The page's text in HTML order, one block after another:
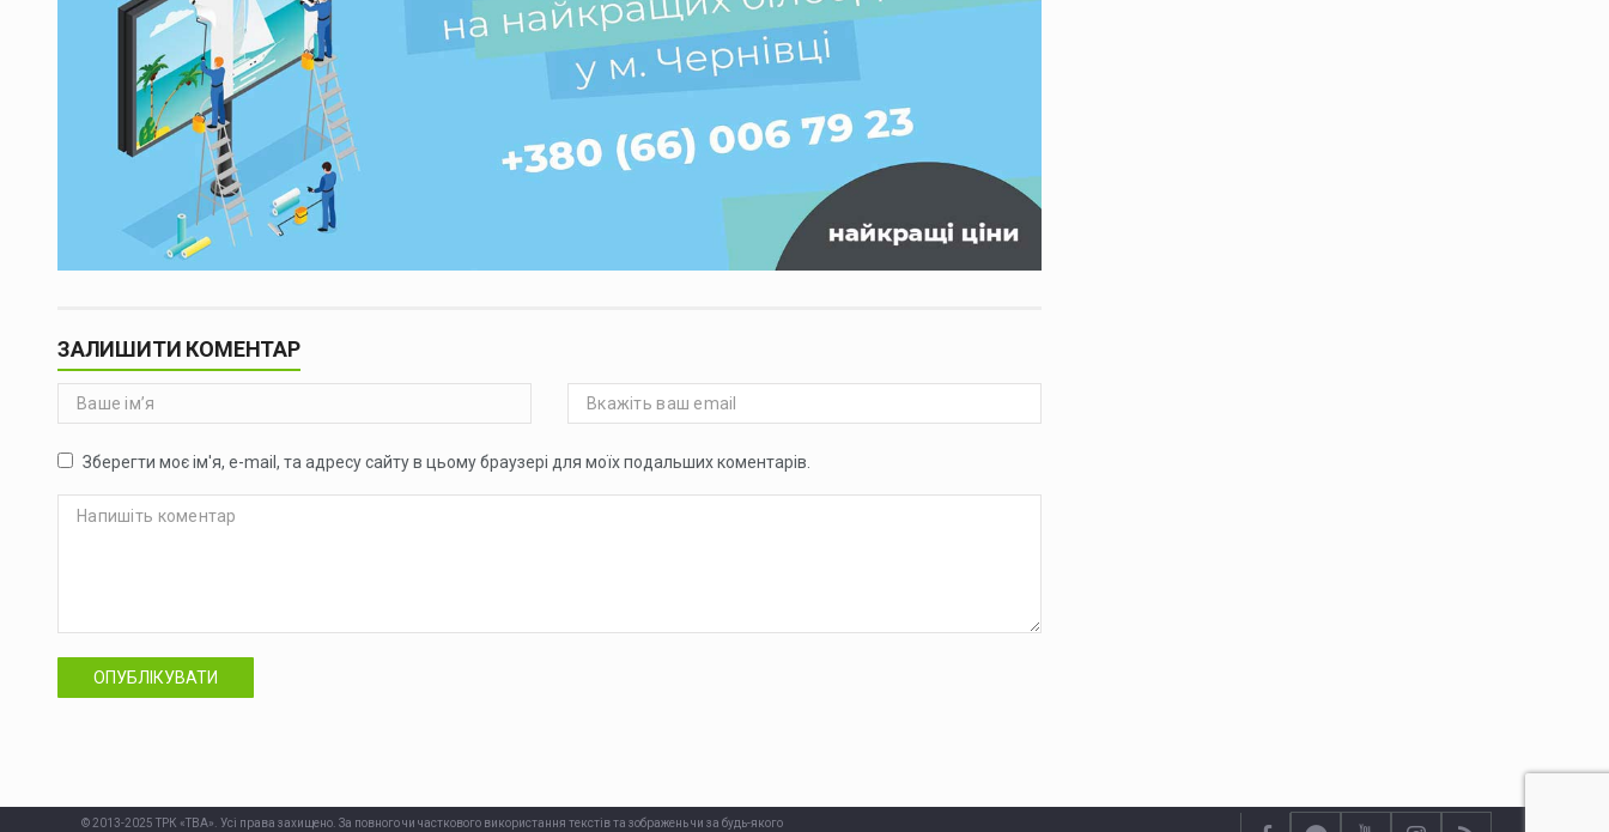
ЗАЛИШИТИ КОМЕНТАР
Зберегти моє ім'я, e-mail, та адресу сайту в цьому браузері для моїх подальших коментарів.
ОПУБЛІКУВАТИ
© 2013-2025 ТРК «ТВА». Усі права захищено. За повного чи часткового використання текстів та зображень чи за будь-якого